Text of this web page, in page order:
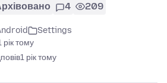
4 209
Settings
тому
1 рік тому